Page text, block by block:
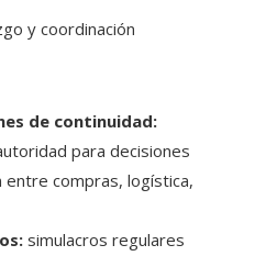
y coordinación
de continuidad:
para decisiones
entre compras, logística,
simulacros regulares